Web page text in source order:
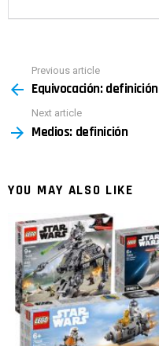
more
Previous article
Equivocación: definición
Next article
Medios: definición
YOU MAY ALSO LIKE